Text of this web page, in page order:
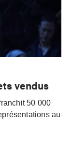
vendus
50 000
au